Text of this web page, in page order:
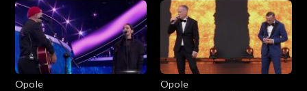
„Premiery”
KFPP: Koncert „Premiery”
Opole
Opole